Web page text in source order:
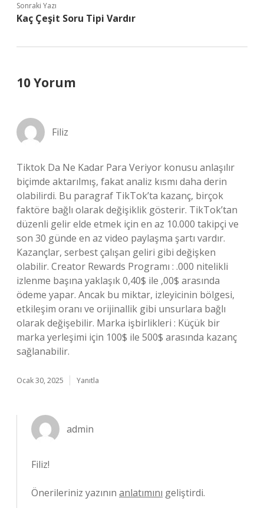
Sonraki Yazı
Kaç Çeşit Soru Tipi Vardır
10 Yorum
Filiz
Tiktok Da Ne Kadar Para Veriyor konusu anlaşılır
biçimde aktarılmış, fakat analiz kısmı daha derin
olabilirdi. Bu paragraf TikTok’ta kazanç, birçok
faktöre bağlı olarak değişiklik gösterir. TikTok’tan
düzenli gelir elde etmek için en az 10.000 takipçi ve
son 30 günde en az video paylaşma şartı vardır.
Kazançlar, serbest çalışan geliri gibi değişken
olabilir. Creator Rewards Programı : .000 nitelikli
izlenme başına yaklaşık 0,40$ ile ,00$ arasında
ödeme yapar. Ancak bu miktar, izleyicinin bölgesi,
etkileşim oranı ve orijinallik gibi unsurlara bağlı
olarak değişebilir. Marka işbirlikleri : Küçük bir
marka yerleşimi için 100$ ile 500$ arasında kazanç
sağlanabilir.
Ocak 30, 2025 Yanıtla
admin
Filiz!
Önerileriniz yazının anlatımını geliştirdi.